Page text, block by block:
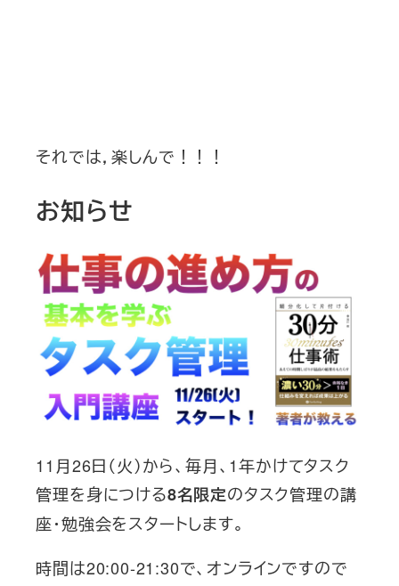
それでは，楽しんで！！！
お知らせ
11月26日（火）から、毎月、1年かけてタスク
管理を身につける8名限定のタスク管理の講
座・勉強会をスタートします。
時間は20:00-21:30で、オンラインですので